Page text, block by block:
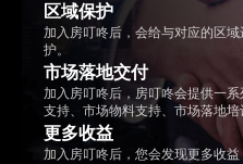
区域保护
加入房叮咚后，会给与对应的区
护。
市场落地交付
加入房叮咚后，房叮咚会提供一
支持、市场物料支持、市场落地培
更多收益
加入房叮咚后，您会发现更多收